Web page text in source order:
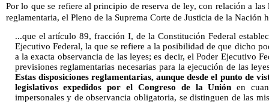
Por lo que se refiere al principio de reserva de ley, con relación a
reglamentaria, el Pleno de la Suprema Corte de Justicia de la Nación
...que el artículo 89, fracción I, de la Constitución Federal
Ejecutivo Federal, la que se refiere a la posibilidad de que dicho
a la exacta observancia de las leyes; es decir, el Poder Ejecutivo
previsiones reglamentarias necesarias para la ejecución de las
Estas disposiciones reglamentarias, aunque desde el punto de
legislativos expedidos por el Congreso de la Unión en
impersonales y de observancia obligatoria, se distinguen de las